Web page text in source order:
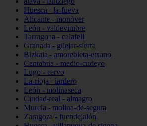
Huesca - la-fueva
Alicante - monòver
León - valdevimbre
Tarragona - calafell
Granada - güejar-sierra
Bizkaia - amorebieta-etxano
Cantabria - medio-cudeyo
Lugo - cervo
La-rioja - lardero
León - molinaseca
Ciudad-real - almagro
Murcia - molina-de-segura
Zaragoza - fuendejalón